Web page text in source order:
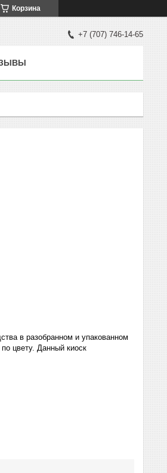
Корзина
+7 (707) 746-14-65
в разобранном и упакованном
цвету. Данный киоск